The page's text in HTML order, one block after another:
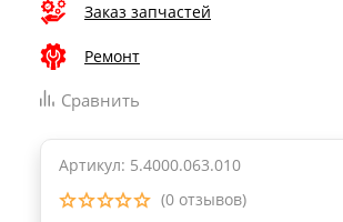
Заказ запчастей
Ремонт
Сравнить
Артикул: 5.4000.063.010
(0 отзывов)